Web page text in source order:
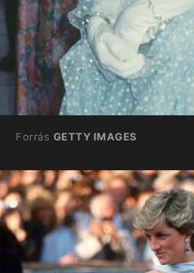
Forrás GETTY IMAGES